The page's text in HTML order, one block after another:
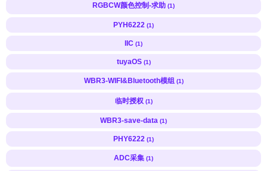
RGBCW颜色控制-求助 (1)
PYH6222 (1)
IIC (1)
tuyaOS (1)
WBR3-WIFI&Bluetooth模组 (1)
临时授权 (1)
WBR3-save-data (1)
PHY6222 (1)
ADC采集 (1)